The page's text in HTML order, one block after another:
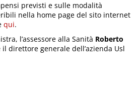
previsti e sulle modalità
nella home page del sito internet
qui.
l’assessore alla Sanità Roberto
il direttore generale dell’azienda Usl